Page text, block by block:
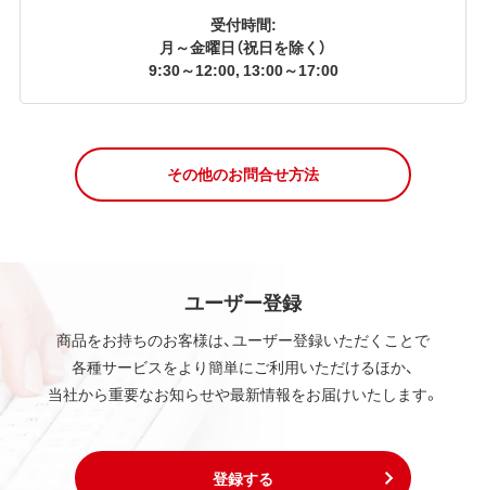
受付時間:
月～金曜日（祝日を除く）
9:30～12:00, 13:00～17:00
その他のお問合せ方法
ユーザー登録
商品をお持ちのお客様は、ユーザー登録いただくことで
各種サービスをより簡単にご利用いただけるほか、
当社から重要なお知らせや最新情報をお届けいたします。
登録する